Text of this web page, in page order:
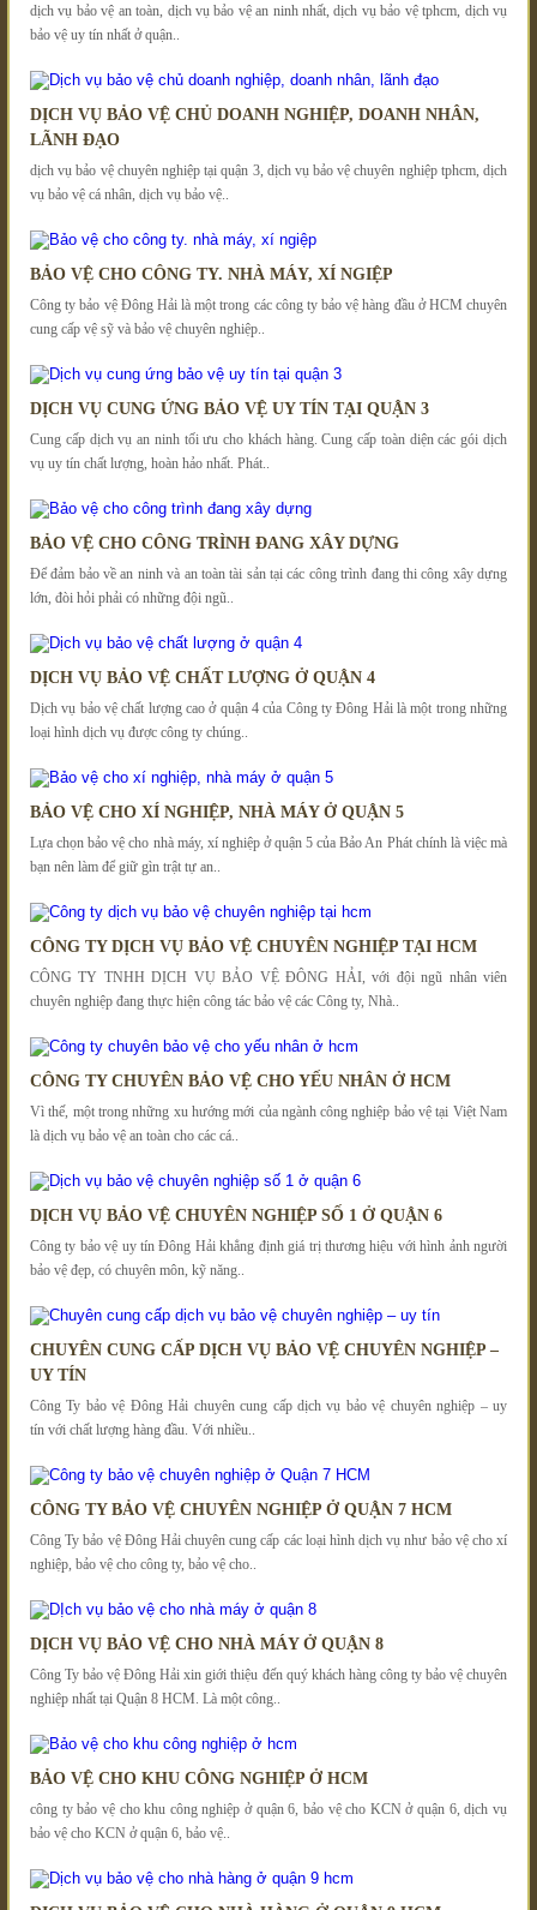
dịch vụ bảo vệ an toàn, dịch vụ bảo vệ an ninh nhất, dịch vụ bảo vệ tphcm, dịch vụ
bảo vệ uy tín nhất ở quận..
DỊCH VỤ BẢO VỆ CHỦ DOANH NGHIỆP, DOANH NHÂN,
LÃNH ĐẠO
dịch vụ bảo vệ chuyên nghiệp tại quận 3, dịch vụ bảo vệ chuyên nghiệp tphcm, dịch
vụ bảo vệ cá nhân, dịch vụ bảo vệ..
BẢO VỆ CHO CÔNG TY. NHÀ MÁY, XÍ NGIỆP
Công ty bảo vệ Đông Hải là một trong các công ty bảo vệ hàng đầu ở HCM chuyên
cung cấp vệ sỹ và bảo vệ chuyên nghiệp..
DỊCH VỤ CUNG ỨNG BẢO VỆ UY TÍN TẠI QUẬN 3
Cung cấp dịch vụ an ninh tối ưu cho khách hàng. Cung cấp toàn diện các gói dịch
vụ uy tín chất lượng, hoàn hảo nhất. Phát..
BẢO VỆ CHO CÔNG TRÌNH ĐANG XÂY DỰNG
Để đảm bảo về an ninh và an toàn tài sản tại các công trình đang thi công xây dựng
lớn, đòi hỏi phải có những đội ngũ..
DỊCH VỤ BẢO VỆ CHẤT LƯỢNG Ở QUẬN 4
Dịch vụ bảo vệ chất lượng cao ở quận 4 của Công ty Đông Hải là một trong những
loại hình dịch vụ được công ty chúng..
BẢO VỆ CHO XÍ NGHIỆP, NHÀ MÁY Ở QUẬN 5
Lựa chọn bảo vệ cho nhà máy, xí nghiệp ở quận 5 của Bảo An Phát chính là việc mà
bạn nên làm để giữ gìn trật tự an..
CÔNG TY DỊCH VỤ BẢO VỆ CHUYÊN NGHIỆP TẠI HCM
CÔNG TY TNHH DỊCH VỤ BẢO VỆ ĐÔNG HẢI, với đội ngũ nhân viên
chuyên nghiệp đang thực hiện công tác bảo vệ các Công ty, Nhà..
CÔNG TY CHUYÊN BẢO VỆ CHO YẾU NHÂN Ở HCM
Vì thế, một trong những xu hướng mới của ngành công nghiệp bảo vệ tại Việt Nam
là dịch vụ bảo vệ an toàn cho các cá..
DỊCH VỤ BẢO VỆ CHUYÊN NGHIỆP SỐ 1 Ở QUẬN 6
Công ty bảo vệ uy tín Đông Hải khẳng định giá trị thương hiệu với hình ảnh người
bảo vệ đẹp, có chuyên môn, kỹ năng..
CHUYÊN CUNG CẤP DỊCH VỤ BẢO VỆ CHUYÊN NGHIỆP –
UY TÍN
Công Ty bảo vệ Đông Hải chuyên cung cấp dịch vụ bảo vệ chuyên nghiệp – uy
tín với chất lượng hàng đầu. Với nhiều..
CÔNG TY BẢO VỆ CHUYÊN NGHIỆP Ở QUẬN 7 HCM
Công Ty bảo vệ Đông Hải chuyên cung cấp các loại hình dịch vụ như bảo vệ cho xí
nghiệp, bảo vệ cho công ty, bảo vệ cho..
DỊCH VỤ BẢO VỆ CHO NHÀ MÁY Ở QUẬN 8
Công Ty bảo vệ Đông Hải xin giới thiệu đến quý khách hàng công ty bảo vệ chuyên
nghiệp nhất tại Quận 8 HCM. Là một công..
BẢO VỆ CHO KHU CÔNG NGHIỆP Ở HCM
công ty bảo vệ cho khu công nghiệp ở quận 6, bảo vệ cho KCN ở quận 6, dịch vụ
bảo vệ cho KCN ở quận 6, bảo vệ..